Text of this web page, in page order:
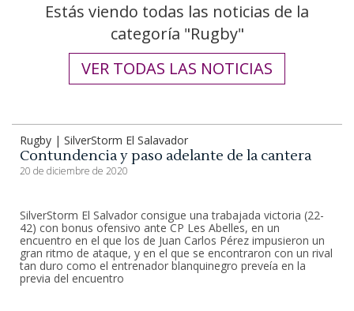
Estás viendo todas las noticias de la
categoría "Rugby"
VER TODAS LAS NOTICIAS
Rugby | SilverStorm El Salavador
Contundencia y paso adelante de la cantera
20 de diciembre de 2020
SilverStorm El Salvador consigue una trabajada victoria (22-
42) con bonus ofensivo ante CP Les Abelles, en un
encuentro en el que los de Juan Carlos Pérez impusieron un
gran ritmo de ataque, y en el que se encontraron con un rival
tan duro como el entrenador blanquinegro preveía en la
previa del encuentro